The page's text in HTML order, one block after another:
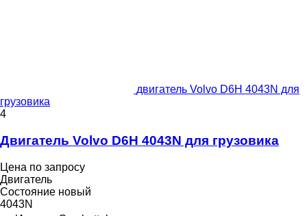
двигатель Volvo D6H 4043N для
грузовика
4
Двигатель Volvo D6H 4043N для грузовика
Цена по запросу
Двигатель
Состояние новый
4043N